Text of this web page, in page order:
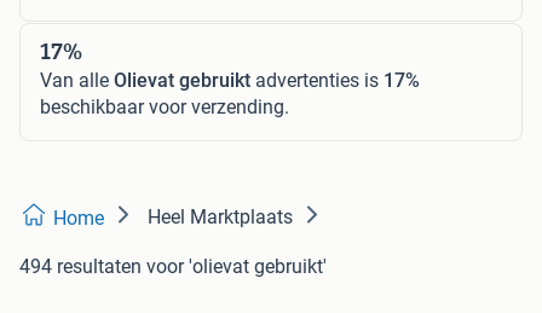
17%
Van alle Olievat gebruikt advertenties is 17%
beschikbaar voor verzending.
Home Heel Marktplaats
494 resultaten voor 'olievat gebruikt'